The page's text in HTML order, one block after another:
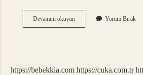
Devamını okuyunBağlantı
Gücü
Yorum Bırak
https://bebekkia.com https://cuka.com.tr